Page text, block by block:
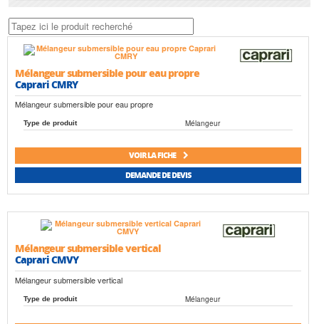
Mélangeur submersible pour eau propre
Caprari CMRY
Mélangeur submersible pour eau propre
Type de produit Mélangeur
VOIR LA FICHE
DEMANDE DE DEVIS
Mélangeur submersible vertical
Caprari CMVY
Mélangeur submersible vertical
Type de produit Mélangeur